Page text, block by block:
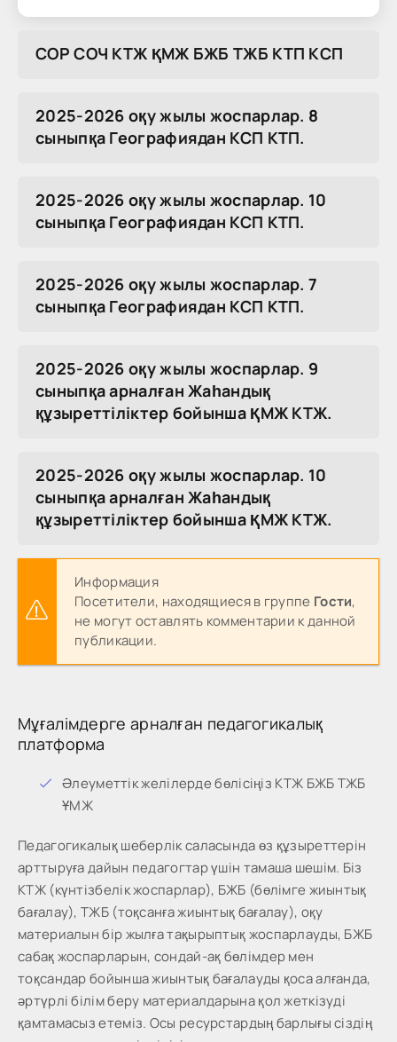
COP COЧ KTЖ ҚMЖ БЖБ TЖБ KTП KCП
2025-2026 оқу жылы жоспарлар. 8
сыныпқа Географиядан КСП КТП.
2025-2026 оқу жылы жоспарлар. 10
сыныпқа Географиядан КСП КТП.
2025-2026 оқу жылы жоспарлар. 7
сыныпқа Географиядан КСП КТП.
2025-2026 оқу жылы жоспарлар. 9
сыныпқа арналған Жаһандық
құзыреттіліктер бойынша ҚМЖ КТЖ.
2025-2026 оқу жылы жоспарлар. 10
сыныпқа арналған Жаһандық
құзыреттіліктер бойынша ҚМЖ КТЖ.
Информация
Посетители, находящиеся в группе Гости,
не могут оставлять комментарии к данной
публикации.
Мұғалімдерге арналған педагогикалық
платформа
Әлеуметтік желілерде бөлісіңіз КТЖ БЖБ ТЖБ
ҰМЖ
Педагогикалық шеберлік саласында өз құзыреттерін
арттыруға дайын педагогтар үшін тамаша шешім. Біз
КТЖ (күнтізбелік жоспарлар), БЖБ (бөлімге жиынтық
бағалау), ТЖБ (тоқсанға жиынтық бағалау), оқу
материалын бір жылға тақырыптық жоспарлауды, БЖБ
сабақ жоспарларын, сондай-ақ бөлімдер мен
тоқсандар бойынша жиынтық бағалауды қоса алғанда,
әртүрлі білім беру материалдарына қол жеткізуді
қамтамасыз етеміз. Осы ресурстардың барлығы сіздің